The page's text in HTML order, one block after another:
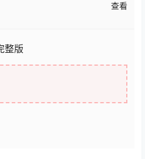
查看
整版